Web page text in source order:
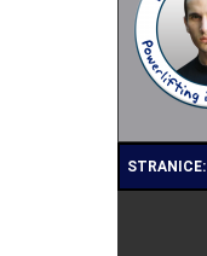
STRANICE: